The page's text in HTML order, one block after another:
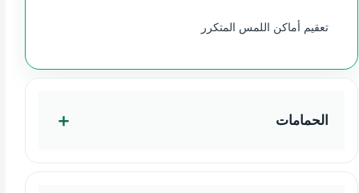
تعقيم أماكن اللمس المتكرر
الحمامات